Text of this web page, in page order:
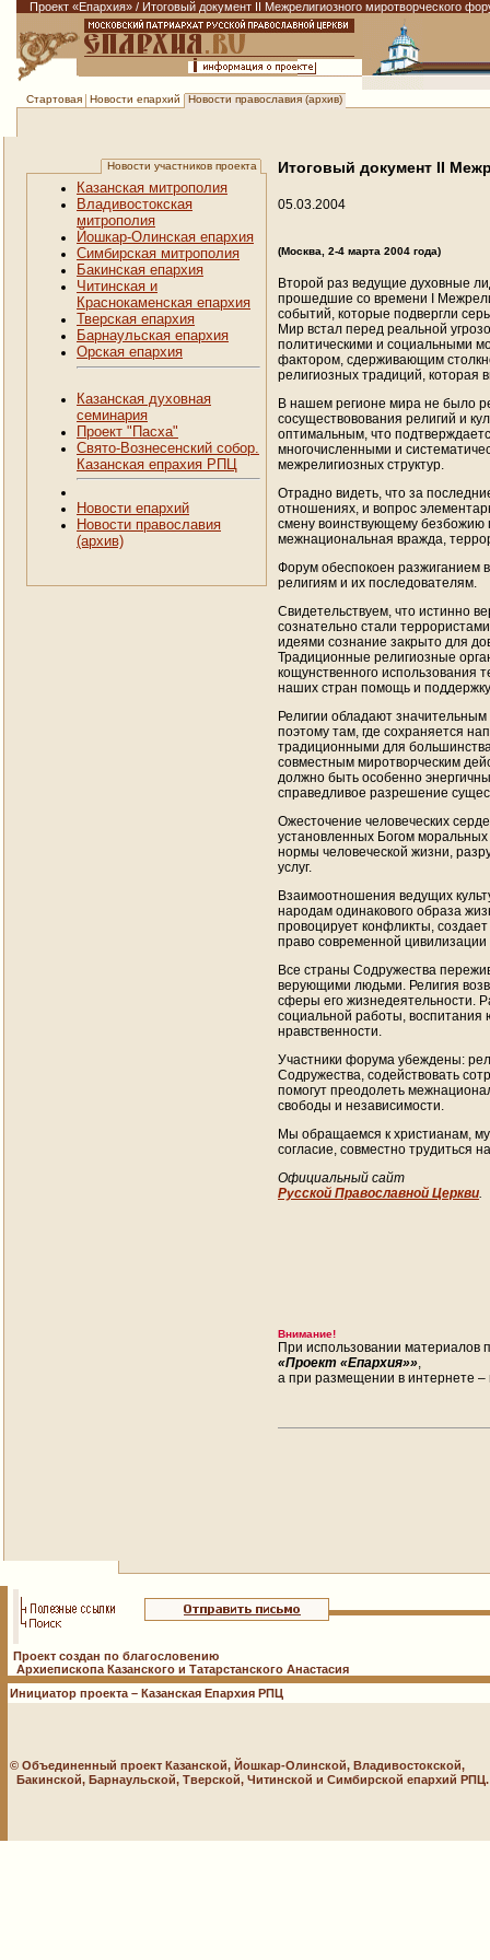
Проект «Епархия» / Итоговый документ II Межрелигиозного миротворческого
Стартовая Новости епархий Новости православия (архив)
Новости участников проекта
Казанская митрополия
Владивостокская
митрополия
Йошкар-Олинская епархия
Симбирская митрополия
Бакинская епархия
Читинская и
Краснокаменская епархия
Тверская епархия
Барнаульская епархия
Орская епархия
Казанская духовная
семинария
Проект "Пасха"
Свято-Вознесенский собор.
Казанская епрахия РПЦ
Новости епархий
Новости православия
(архив)
Итоговый документ II
05.03.2004
(Москва, 2-4 марта 2004 года)
Второй раз ведущие духовные
прошедшие со времени I
событий, которые подвергли
Мир встал перед реальной
политическими и социальными
фактором, сдерживающим
религиозных традиций, которая
В нашем регионе мира не было
сосуществовования религий и
оптимальным, что
многочисленными и
межрелигиозных структур.
Отрадно видеть, что за
отношениях, и вопрос
смену воинствующему безбожию
межнациональная вражда,
Форум обеспокоен разжиганием
религиям и их последователям.
Свидетельствуем, что истинно
сознательно стали
идеями сознание закрыто для
Традиционные религиозные
кощунственного использования
наших стран помощь и
Религии обладают
поэтому там, где сохраняется
традиционными для
совместным миротворческим
должно быть особенно
справедливое разрешение
Ожесточение человеческих
установленных Богом
нормы человеческой жизни,
услуг.
Взаимоотношения ведущих
народам одинакового образа
провоцирует конфликты,
право современной
Все страны Содружества
верующими людьми. Религия
сферы его жизнедеятельности.
социальной работы, воспитания
нравственности.
Участники форума убеждены:
Содружества, содействовать
помогут преодолеть
свободы и независимости.
Мы обращаемся к христианам,
согласие, совместно трудиться
Официальный сайт
Русской Православной Церкви.
Внимание!
При использовании материалов
«Проект «Епархия»»,
а при размещении в интернете
Проект создан по благословению
Архиепископа Казанского и Татарстанского Анастасия
Инициатор проекта – Казанская Епархия РПЦ
© Объединенный проект Казанской, Йошкар-Олинской, Владивостокской,
Бакинской, Барнаульской, Тверской, Читинской и Симбирской епархий РПЦ.